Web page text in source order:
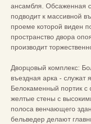
ансамбля. Обсаженная
подводит к массивной
проеме которой виден
пространство двора
производит
Дворцовый комплекс:
въездная арка - служат
Белокаменный портик с
желтые стены с
полоса венчающего
бельведер делают